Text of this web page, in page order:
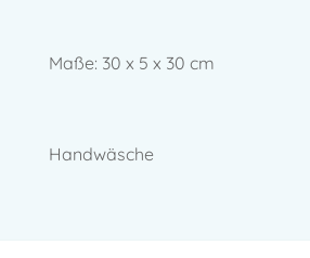
Maße: 30 x 5 x 30 cm
Handwäsche